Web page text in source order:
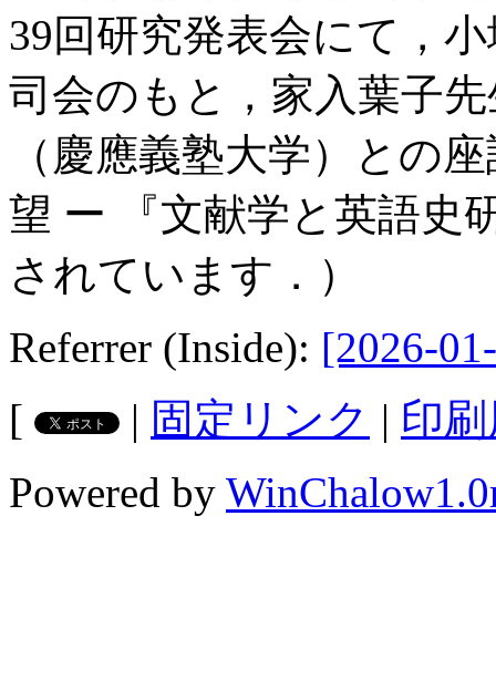
39回研究発表会にて，
司会のもと，家入葉子
（慶應義塾大学）との
望 ー 『文献学と英語史
されています．）
Referrer (Inside): [2026-
[
| 固定リンク | 印
Powered by